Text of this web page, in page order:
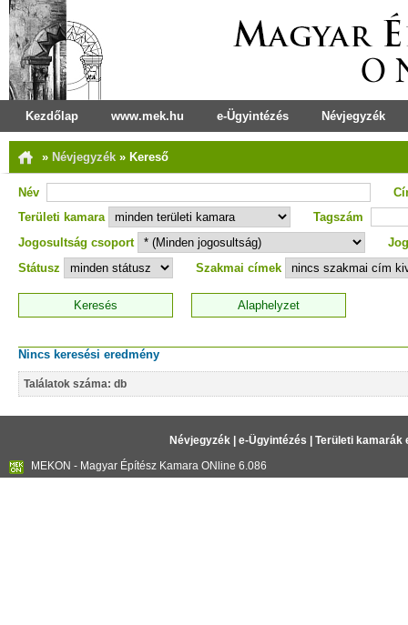
Kezdőlap www.mek.hu e-Ügyintézés Névjegyzék
» Névjegyzék » Kereső
Név
Területi kamara
Tagszám
Jogosultság csoport
Státusz
Szakmai címek
Nincs keresési eredmény
Találatok száma: db
Névjegyzék| e-Ügyintézés
Területi kamarák
MEKON - Magyar Építész Kamara ONline 6.086